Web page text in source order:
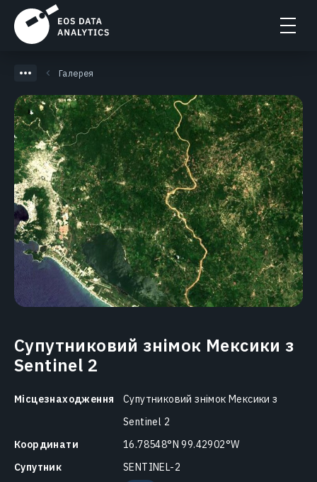
Галерея
Супутниковий знімок Мексики з
Sentinel 2
Місцезнаходження
Супутниковий знімок Мексики з
Sentinel 2
Координати
16.78548°N 99.42902°W
Супутник
SENTINEL-2